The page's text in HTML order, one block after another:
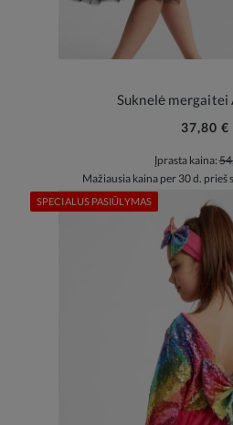
Suknelė mergaitei
37,80 €
Įprasta kaina:
Mažiausia kaina per 30 d. prieš
SPECIALUS PASIŪLYMAS